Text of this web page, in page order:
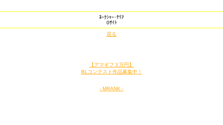
ﾖｰｸｼｬｰ･ﾃﾘｱ
0ｻｲﾄ
戻る
【アマギフ３万円】
BLコンテスト作品募集中！
- MRANK -